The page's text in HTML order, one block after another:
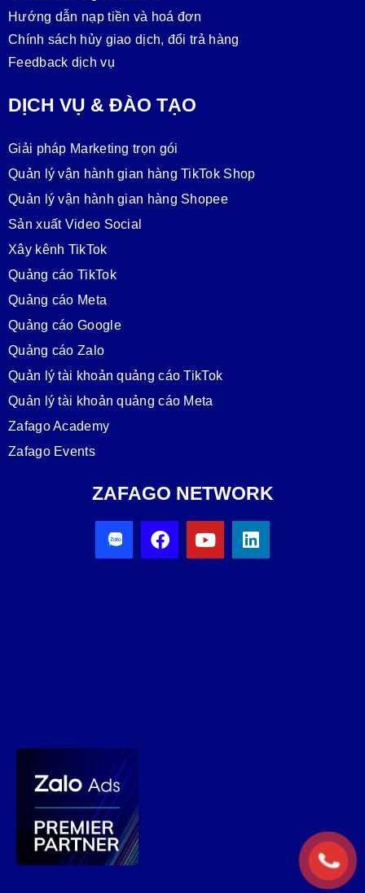
Hướng dẫn nạp tiền và hoá đơn
Chính sách hủy giao dịch, đổi trả hàng
Feedback dịch vụ
DỊCH VỤ & ĐÀO TẠO
Giải pháp Marketing trọn gói
Quản lý vận hành gian hàng TikTok Shop
Quản lý vận hành gian hàng Shopee
Sản xuất Video Social
Xây kênh TikTok
Quảng cáo TikTok
Quảng cáo Meta
Quảng cáo Google
Quảng cáo Zalo
Quản lý tài khoản quảng cáo TikTok
Quản lý tài khoản quảng cáo Meta
Zafago Academy
Zafago Events
ZAFAGO NETWORK